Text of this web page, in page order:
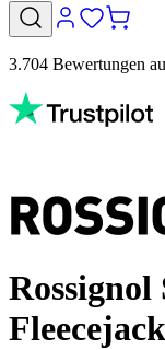
3.704 Bewertungen